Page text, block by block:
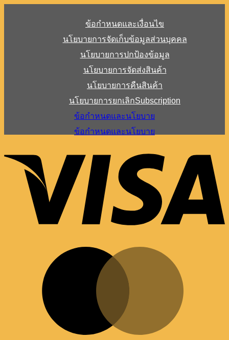
ข้อกำหนดและเงื่อนไข
นโยบายการจัดเก็บข้อมูลส่วนบุคคล
นโยบายการปกป้องข้อมูล
นโยบายการจัดส่งสินค้า
นโยบายการคืนสินค้า
นโยบายการยกเลิกSubscription
ข้อกำหนดและนโยบาย
ข้อกำหนดและนโยบาย